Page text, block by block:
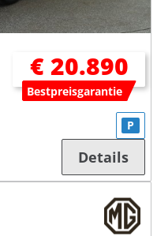
€ 20.890
Bestpreisgarantie
P
Details